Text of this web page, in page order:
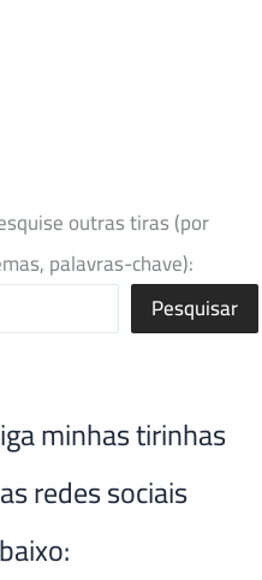
outras tiras (por
palavras-chave):
Pesquisar
minhas tirinhas
redes sociais